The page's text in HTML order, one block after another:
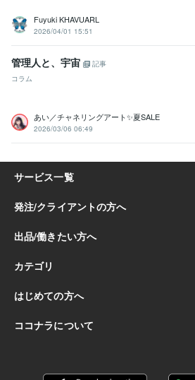
Fuyuki KHAVUARL
2026/04/01 15:51
管理人と、宇宙
記事
コラム
あい／チャネリングアート✨夏SALE
2026/03/06 06:49